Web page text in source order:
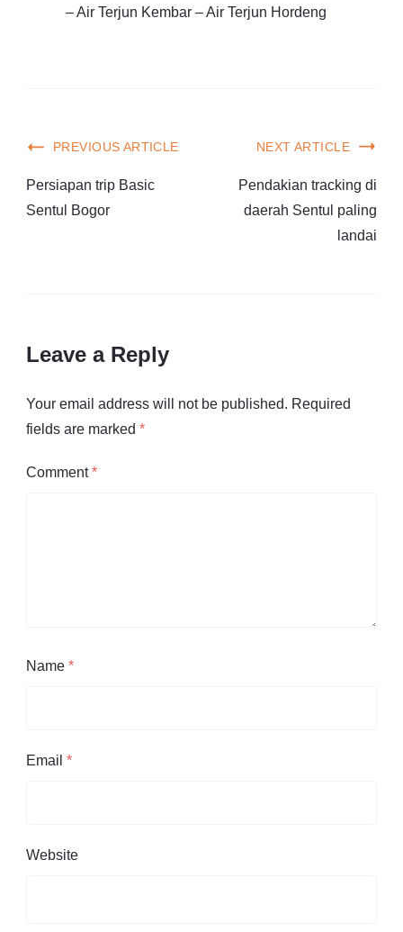
– Air Terjun Kembar – Air Terjun Hordeng
PREVIOUS ARTICLE
Persiapan trip Basic
Sentul Bogor
NEXT ARTICLE
Pendakian tracking di
daerah Sentul paling
landai
Leave a Reply
Your email address will not be published. Required
fields are marked *
Comment*
Name *
Email *
Website